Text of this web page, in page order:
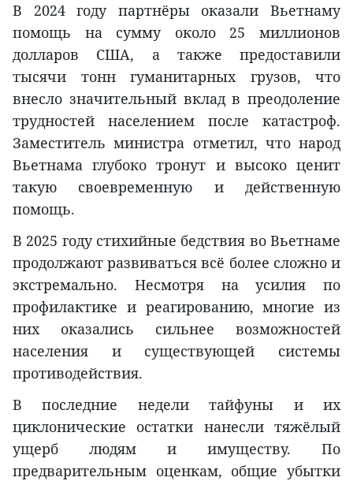
В 2024 году партнёры оказали Вьетнаму
помощь на сумму около 25 миллионов
долларов США, а также предоставили
тысячи тонн гуманитарных грузов, что
внесло значительный вклад в преодоление
трудностей населением после катастроф.
Заместитель министра отметил, что народ
Вьетнама глубоко тронут и высоко ценит
такую своевременную и действенную
помощь.
В 2025 году стихийные бедствия во Вьетнаме
продолжают развиваться всё более сложно и
экстремально. Несмотря на усилия по
профилактике и реагированию, многие из
них оказались сильнее возможностей
населения и существующей системы
противодействия.
В последние недели тайфуны и их
циклонические остатки нанесли тяжёлый
ущерб людям и имуществу. По
предварительным оценкам, общие убытки